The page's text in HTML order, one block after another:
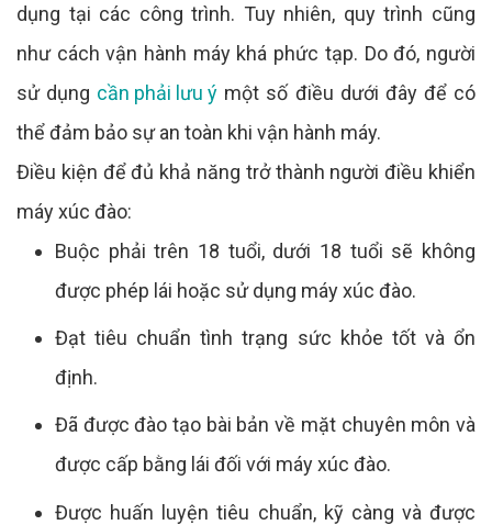
dụng tại các công trình. Tuy nhiên, quy trình cũng
như cách vận hành máy khá phức tạp. Do đó, người
sử dụng cần phải lưu ý một số điều dưới đây để có
thể đảm bảo sự an toàn khi vận hành máy.
Điều kiện để đủ khả năng trở thành người điều khiển
máy xúc đào:
Buộc phải trên 18 tuổi, dưới 18 tuổi sẽ không
được phép lái hoặc sử dụng máy xúc đào.
Đạt tiêu chuẩn tình trạng sức khỏe tốt và ổn
định.
Đã được đào tạo bài bản về mặt chuyên môn và
được cấp bằng lái đối với máy xúc đào.
Được huấn luyện tiêu chuẩn, kỹ càng và được